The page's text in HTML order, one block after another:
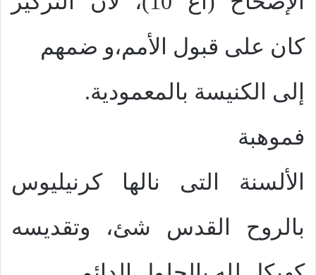
كان على قبول الأمم،و ضمهم
إلى الكنيسة بالمعمودية.
فموهبة
الألسنة التى نالها كرنيليوس
بالروح القدس شئ، وتقديسه